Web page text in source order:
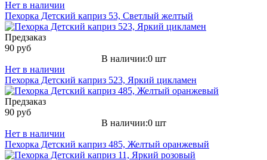
Нет в наличии
Пехорка Детский каприз 53, Светлый желтый
Предзаказ
90 руб
В наличии:0 шт
Нет в наличии
Пехорка Детский каприз 523, Яркий цикламен
Предзаказ
90 руб
В наличии:0 шт
Нет в наличии
Пехорка Детский каприз 485, Желтый оранжевый